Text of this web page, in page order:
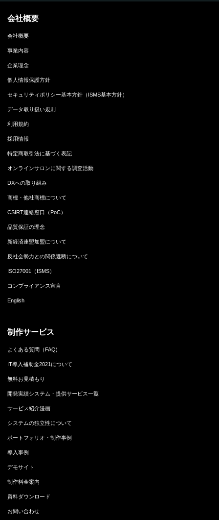
会社概要
会社概要
事業内容
企業理念
個人情報保護方針
セキュリティポリシー基本方針（ISMS基本方針）
データ取り扱い規則
利用規約
採用情報
特定商取引法に基づく表記
オンラインサロンに関する調査活動
DXへの取り組み
商標・他社商標について
CSIRT連絡窓口（PoC）
品質保証の理念
新経済連盟加盟について
反社会勢力との関係遮断について
ISO27001（ISMS）
コンプライアンス宣言
English
制作サービス
よくある質問（FAQ)
IT導入補助金2021について
無料お見積もり
開発実績システム・提供サービス一覧
サービス紹介漫画
システムの独立性について
ポートフォリオ・制作事例
導入事例
デモサイト
制作料金案内
資料ダウンロード
お問い合わせ